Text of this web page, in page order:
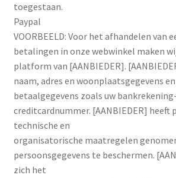
toegestaan.
Paypal
VOORBEELD: Voor het afhandelen van
betalingen in onze webwinkel maken
platform van [AANBIEDER].
naam, adres en woonplaatsgegevens
betaalgegevens zoals uw
creditcardnummer. [AANBIEDER] heeft
technische en
organisatorische maatregelen
persoonsgegevens te beschermen.
zich het